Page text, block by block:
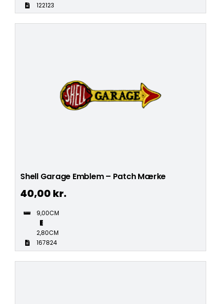
122123
Shell Garage Emblem – Patch Mærke
40,00 kr.
9,00CM
2,80CM
167824